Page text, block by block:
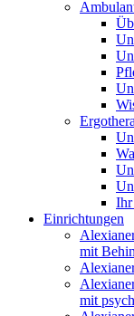
Ihr
Einrichtungen
mit
mit